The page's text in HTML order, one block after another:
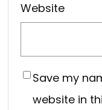
Website
Save my
website in